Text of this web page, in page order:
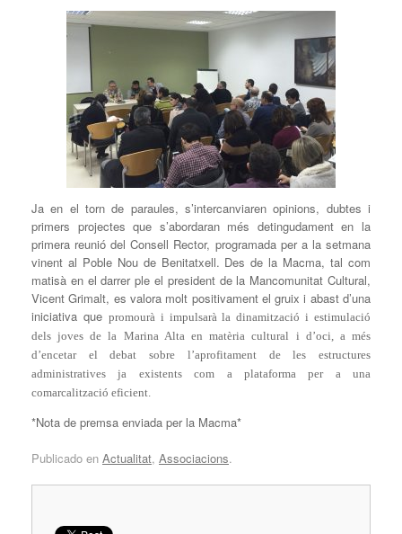
Ja en el torn de paraules, s’intercanviaren opinions, dubtes i
primers projectes que s’abordaran més detingudament en la
primera reunió del Consell Rector, programada per a la setmana
vinent al Poble Nou de Benitatxell. Des de la Macma, tal com
matisà en el darrer ple el president de la Mancomunitat Cultural,
Vicent Grimalt, es valora molt positivament el gruix i abast d’una
iniciativa que promourà i impulsarà la dinamització i estimulació
dels joves de la Marina Alta en matèria cultural i d’oci, a més
d’encetar el debat sobre l’aprofitament de les estructures
administratives ja existents com a plataforma per a una
comarcalització eficient.
*Nota de premsa enviada per la Macma*
Publicado en Actualitat, Associacions.